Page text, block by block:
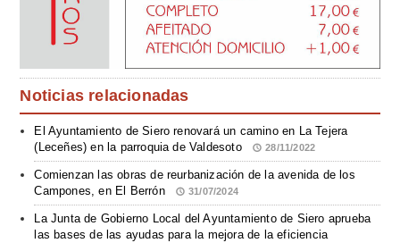
Noticias relacionadas
El Ayuntamiento de Siero renovará un camino en La Tejera
(Leceñes) en la parroquia de Valdesoto
28/11/2022
Comienzan las obras de reurbanización de la avenida de los
Campones, en El Berrón
31/07/2024
La Junta de Gobierno Local del Ayuntamiento de Siero aprueba
las bases de las ayudas para la mejora de la eficiencia